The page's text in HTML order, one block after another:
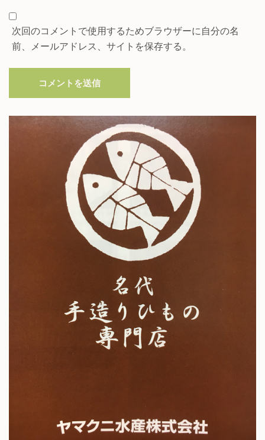
次回のコメントで使用するためブラウザーに自分の名
前、メールアドレス、サイトを保存する。